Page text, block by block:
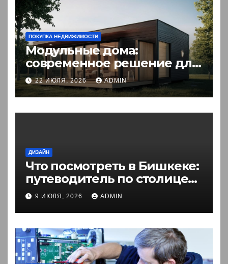
ПОКУПКА НЕДВИЖИМОСТИ
Модульные дома:
современное решение для
комфортного житья
22 ИЮЛЯ, 2026 ADMIN
ДИЗАЙН
Что посмотреть в Бишкеке:
путеводитель по столице
Кыргызстана
9 ИЮЛЯ, 2026 ADMIN